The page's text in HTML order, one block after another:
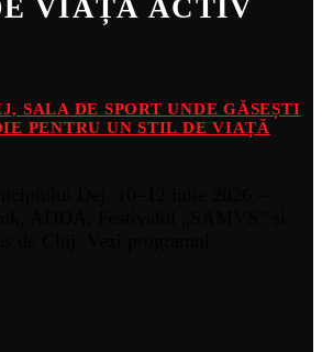
VIAȚĂ ACTIV
SALA DE SPORT UNDE GĂSEȘTI
PENTRU UN STIL DE VIAȚĂ